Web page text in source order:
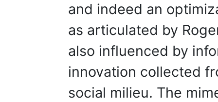
and indeed an
as articulated by
also influenced by
innovation collected
social milieu. The